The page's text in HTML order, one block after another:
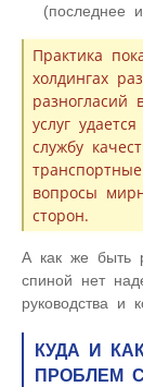
(последнее
Практика
холдингах
разногласий
услуг
службу
вопросы
сторон.
А как же быть
спиной нет
руководства и
КУДА И
ПРОБЛЕМ